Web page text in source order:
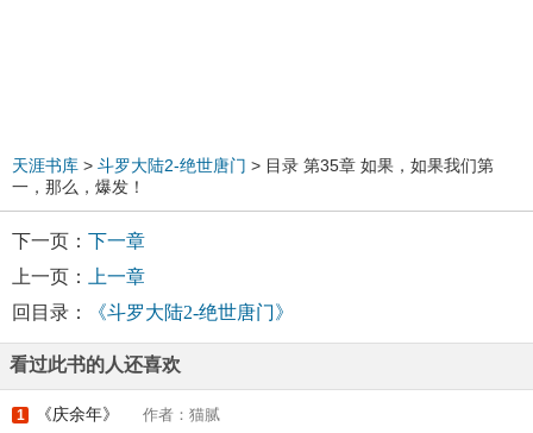
天涯书库 > 斗罗大陆2-绝世唐门 > 目录 第35章 如果，如果我们第
一，那么，爆发！
下一页： 下一章
上一页：
上一章
回目录：
《斗罗大陆2-绝世唐门》
看过此书的人还喜欢
1 《庆余年》 作者：猫腻